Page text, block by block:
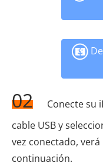
02
Conecte su
cable USB y
vez conectado,
continuación.